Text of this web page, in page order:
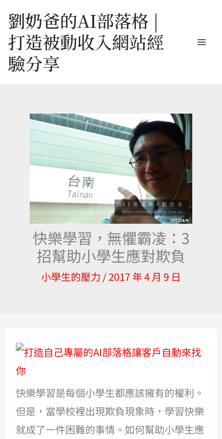
至
主
要
劉奶爸的AI部落格 |
打造被動收入網站經
驗分享
快樂學習，無懼霸凌：3
招幫助小學生應對欺負
小學生的壓力 /2017 年 4 月 9 日
快樂學習是每個小學生都應該擁有的權利。
但是，當學校裡出現欺負現象時，學習快樂
就成了一件困難的事情。如何幫助小學生應